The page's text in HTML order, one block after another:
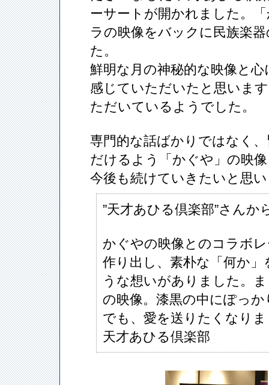
ーサートが開かれました。
ラの映像をバックに民族楽
た。
鮮明な月の神秘的な映像と
感じていただいたと思いま
ただいているようでした。
専門的な話ばかりではなく
だけるよう「かぐや」の映
今後も続けていきたいと思
”天才あひる倶楽部”さんか
かぐやの映像とのコラボ
作り出し、素朴な「何か
うな想いがありました。
の映像。漆黒の中にぽっ
でも、愛を送りたくなり
天才あひる倶楽部